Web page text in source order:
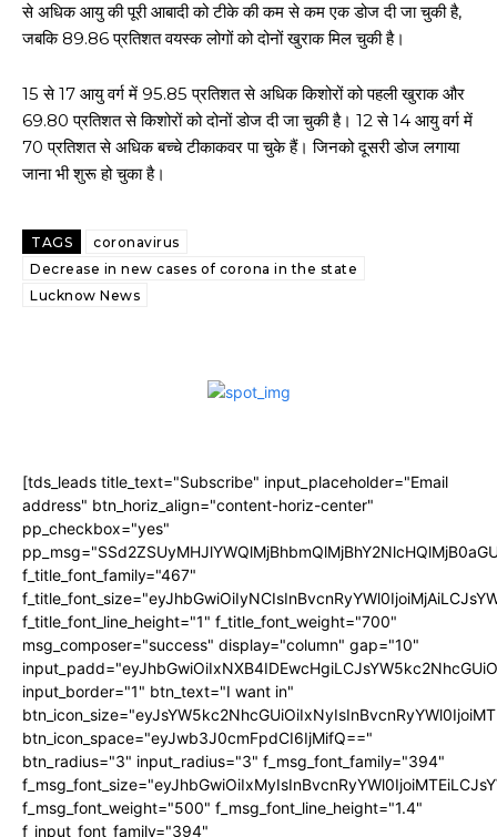
से अधिक आयु की पूरी आबादी को टीके की कम से कम एक डोज दी जा चुकी है,
जबकि 89.86 प्रतिशत वयस्क लोगों को दोनों खुराक मिल चुकी है।
15 से 17 आयु वर्ग में 95.85 प्रतिशत से अधिक किशोरों को पहली खुराक और
69.80 प्रतिशत से किशोरों को दोनों डोज दी जा चुकी है। 12 से 14 आयु वर्ग में
70 प्रतिशत से अधिक बच्चे टीकाकवर पा चुके हैं। जिनको दूसरी डोज लगाया
जाना भी शुरू हो चुका है।
TAGS
coronavirus
Decrease in new cases of corona in the state
Lucknow News
[tds_leads title_text="Subscribe" input_placeholder="Email
address" btn_horiz_align="content-horiz-center"
pp_checkbox="yes"
f_title_font_family="467"
f_title_font_line_height="1" f_title_font_weight="700"
msg_composer="success" display="column" gap="10"
input_border="1" btn_text="I want in"
btn_icon_space="eyJwb3J0cmFpdCI6IjMifQ=="
btn_radius="3" input_radius="3" f_msg_font_family="394"
f_msg_font_weight="500" f_msg_font_line_height="1.4"
f_input_font_family="394"